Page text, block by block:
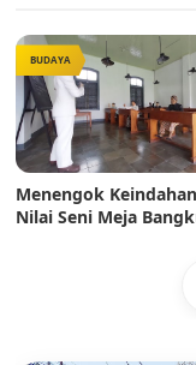
BUDAYA
Menengok
Nilai Seni Meja